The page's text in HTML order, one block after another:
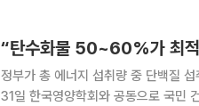
“탄수화물 50~60%가 최적
정부가 총 에너지 섭취량 중 단백질 섭취를
31일 한국영양학회와 공동으로 국민